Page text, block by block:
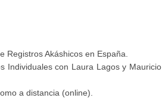
Registros Akáshicos en España.
Individuales con Laura Lagos y Mauricio
a distancia (online).